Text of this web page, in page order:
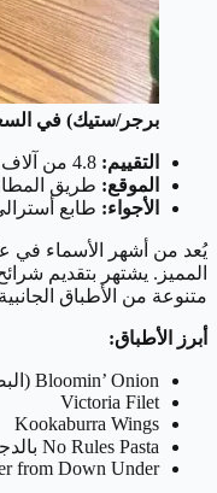
برجر/ستيك) في
التقييم:
الموقع: طريق
الأجواء: طابع
يُعد من أشهر الأسماء في
المميز. يشتهر بتقديم
متنوعة من الأطباق
أبرز الأطباق:
Bloomin’ Onion (البصلة المقرمشة الشهيرة)
Victoria Filet
Kookaburra Wings
No Rules Pasta بالدجاج المشوي
from Down Under